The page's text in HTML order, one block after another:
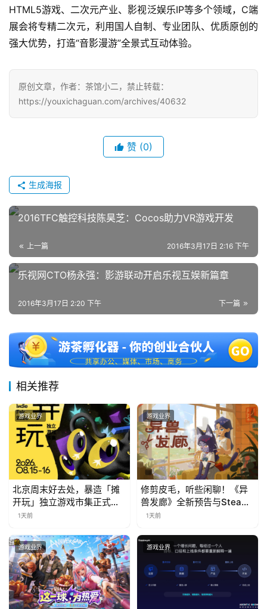
HTML5游戏、二次元产业、影视泛娱乐IP等多个领域，C端
展会将专精二次元，利用国人自制、专业团队、优质原创的
强大优势，打造“音影漫游”全景式互动体验。
原创文章，作者：茶馆小二，禁止转载：
https://youxichaguan.com/archives/40632
赞 (0)
生成海报
2016TFC触控科技陈昊芝：Cocos助力VR游戏开发
上一篇 2016年3月17日 2:16 下午
乐视网CTO杨永强：影游联动开启乐视互娱新篇章
下一篇
2016年3月17日 2:20 下午
相关推荐
游戏业界
北京周末好去处，暴造「摊
开玩」独立游戏市集正式开
票！
1天前
游戏业界
修剪皮毛，听些闲聊！《异
兽发廊》全新预告与Steam
免费试玩公开
1天前
游戏业界 游戏业界